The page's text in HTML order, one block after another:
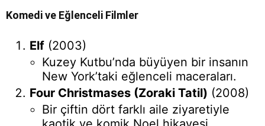
Komedi ve Eğlenceli Filmler
Elf (2003)
Kuzey Kutbu’nda büyüyen bir insanın
New York’taki eğlenceli maceraları.
Four Christmases (Zoraki Tatil) (2008)
Bir çiftin dört farklı aile ziyaretiyle